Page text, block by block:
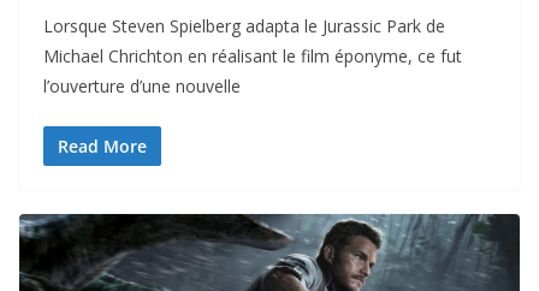
Lorsque Steven Spielberg adapta le Jurassic Park de
Michael Chrichton en réalisant le film éponyme, ce fut
l’ouverture d’une nouvelle
Read More